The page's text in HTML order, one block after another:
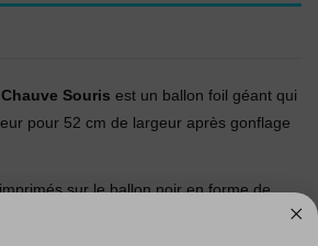
Souris est un ballon foil géant qui
pour 52 cm de largeur après gonflage
sur le ballon noir en forme de